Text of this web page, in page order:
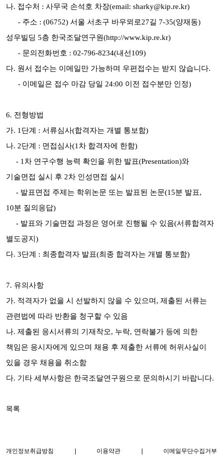
나. 접수처 : 사무국 손석호 차장(email: sharky@kip.re.kr)
- 주소 : (06752) 서울 서초구 바우뫼로27길 7-35(양재동)
성우빌딩 5층 한국조달연구원(http://www.kip.re.kr)
- 문의전화번호 : 02-796-8234(내선109)
다. 원서 접수는 이메일만 가능하며 우편접수는 받지 않습니다.
- 이메일은 접수 마감 당일 24:00 이전 접수분만 인정)
6. 전형방법
가. 1단계 : 서류심사(합격자는 개별 통보함)
나. 2단계 : 면접심사(1차 합격자에 한함)
- 1차 연구수행 능력 확인을 위한 발표(Presentation)와
기술면접 실시 후 2차 인성면접 실시
- 발표면접 주제는 학위논문 또는 발표된 논문(15분 발표,
10분 질의응답)
- 발표와 기술면접 과정은 영어로 진행될 수 있음(서류합격자
별도공지)
다. 3단계 : 최종합격자 발표(최종 합격자는 개별 통보함)
7. 유의사항
가. 적격자가 없을 시 선발하지 않을 수 있으며, 제출된 서류는
관련법에 따라 반환을 청구할 수 있음
나. 제출된 응시서류의 기재착오, 누락, 연락불가 등에 의한
책임은 응시자에게 있으며 채용 후 제출한 서류에 허위사실이
있을 경우 채용을 취소함
다. 기타 세부사항은 한국조달연구원으로 문의하시기 바랍니다.
목록
개인정보취급방침 | 이용약관 | 이메일무단수집거부